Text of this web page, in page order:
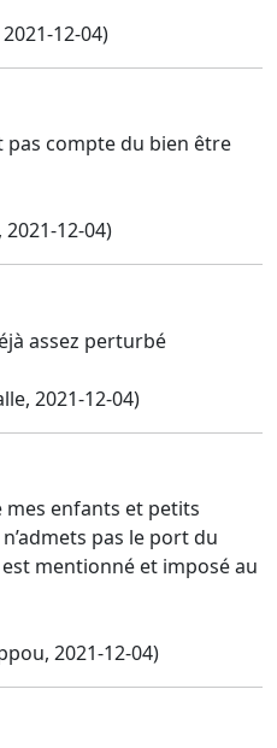
12-04)
pas compte du bien être
12-04)
assez perturbé
2021-12-04)
mes enfants et petits
pas le port du
mentionné et imposé au
2021-12-04)